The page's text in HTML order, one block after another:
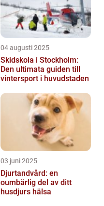
04 augusti 2025
Skidskola i Stockholm:
Den ultimata guiden till
vintersport i huvudstaden
03 juni 2025
Djurtandvård: en
oumbärlig del av ditt
husdjurs hälsa